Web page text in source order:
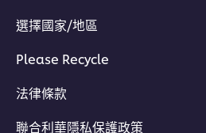
選擇國家/地區
Please Recycle
法律條款
聯合利華隱私保護政策